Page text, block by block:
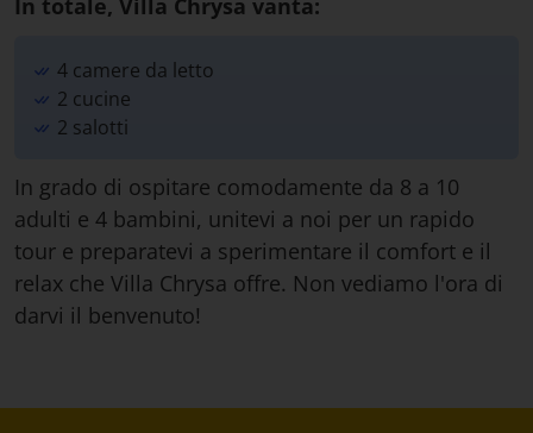
In totale, Villa Chrysa vanta:
4 camere da letto
2 cucine
2 salotti
In grado di ospitare comodamente da 8 a 10
adulti e 4 bambini, unitevi a noi per un rapido
tour e preparatevi a sperimentare il comfort e il
relax che Villa Chrysa offre. Non vediamo l'ora di
darvi il benvenuto!